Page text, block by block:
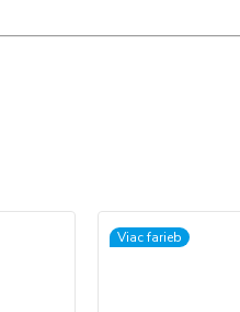
Viac farieb